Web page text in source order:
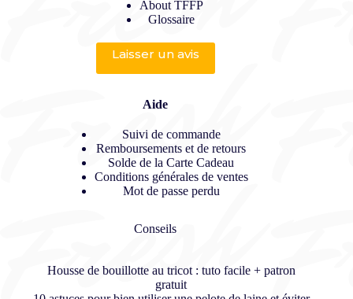
About TFFP
Glossaire
Laisser un avis
Aide
Suivi de commande
Remboursements et de retours
Solde de la Carte Cadeau
Conditions générales de ventes
Mot de passe perdu
Conseils
Housse de bouillotte au tricot : tuto facile + patron
gratuit